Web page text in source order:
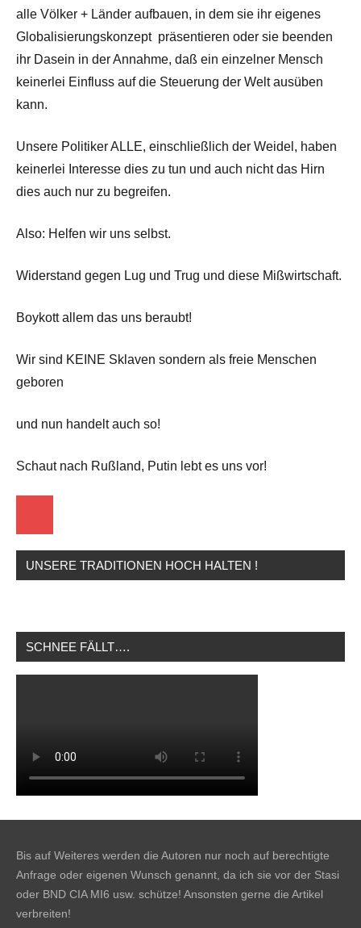
alle Völker + Länder aufbauen, in dem sie ihr eigenes
Globalisierungskonzept präsentieren oder sie beenden
ihr Dasein in der Annahme, daß ein einzelner Mensch
keinerlei Einfluss auf die Steuerung der Welt ausüben
kann.
Unsere Politiker ALLE, einschließlich der Weidel, haben
keinerlei Interesse dies zu tun und auch nicht das Hirn
dies auch nur zu begreifen.
Also: Helfen wir uns selbst.
Widerstand gegen Lug und Trug und diese Mißwirtschaft.
Boykott allem das uns beraubt!
Wir sind KEINE Sklaven sondern als freie Menschen
geboren
und nun handelt auch so!
Schaut nach Rußland, Putin lebt es uns vor!
UNSERE TRADITIONEN HOCH HALTEN !
SCHNEE FÄLLT….
Bis auf Weiteres werden die Autoren nur noch auf berechtigte
Anfrage oder eigenen Wunsch genannt, da ich sie vor der Stasi
oder BND CIA MI6 usw. schütze! Ansonsten gerne die Artikel
verbreiten!